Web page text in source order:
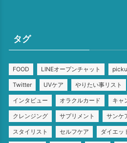
タグ
FOOD LINEオープンチャット
Twitter UVケア やりたい事リスト
インタビュー オラクルカード キャ
クレンジング サプリメント サンケ
スタイリスト セルフケア ダイエッ